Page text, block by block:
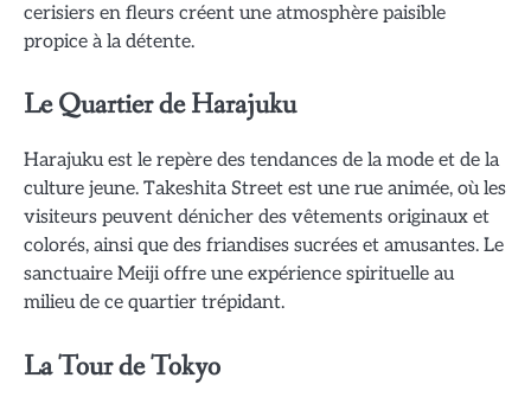
cerisiers en fleurs créent une atmosphère paisible
propice à la détente.
Le Quartier de Harajuku
Harajuku est le repère des tendances de la mode et de la
culture jeune. Takeshita Street est une rue animée, où les
visiteurs peuvent dénicher des vêtements originaux et
colorés, ainsi que des friandises sucrées et amusantes. Le
sanctuaire Meiji offre une expérience spirituelle au
milieu de ce quartier trépidant.
La Tour de Tokyo